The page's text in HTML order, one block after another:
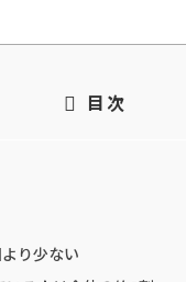
目次
り少ない